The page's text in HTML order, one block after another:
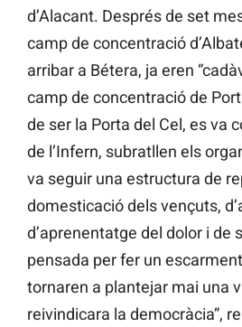
d’Alacant. Després de set
camp de concentració
arribar a Bétera, ja eren
camp de concentració de
de ser la Porta del Cel, es va
de l’Infern, subratllen els
va seguir una estructura de
domesticació dels vençuts,
d’aprenentatge del dolor i de
pensada per fer un
tornaren a plantejar mai una
reivindicara la democràcia”,